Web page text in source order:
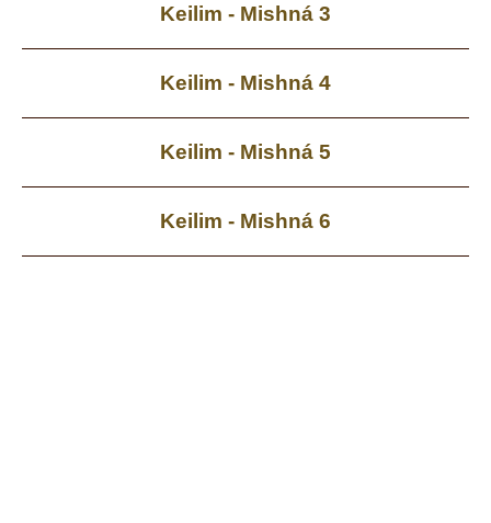
Keilim - Mishná 3
Keilim - Mishná 4
Keilim - Mishná 5
Keilim - Mishná 6